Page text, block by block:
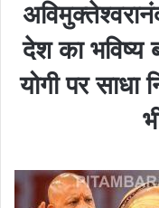
देश का भविष्य
योगी पर साधा